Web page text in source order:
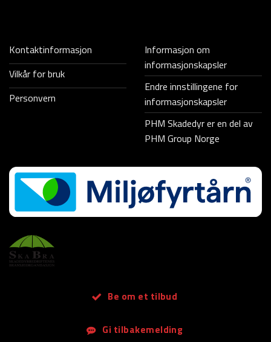
Kontaktinformasjon
Vilkår for bruk
Personvern
Informasjon om
informasjonskapsler
Endre innstillingene for
informasjonskapsler
PHM Skadedyr er en del av
PHM Group Norge
Be om et tilbud
Gi tilbakemelding